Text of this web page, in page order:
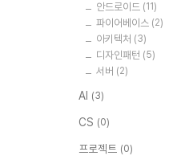
안드로이드 (11)
파이어베이스 (2)
아키텍처 (3)
디자인패턴 (5)
서버 (2)
AI (3)
CS (0)
프로젝트 (0)